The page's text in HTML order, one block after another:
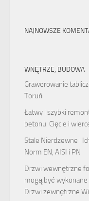
NAJNOWSZE
WNĘTRZE, BUDOWA
Grawerowanie
Toruń
Łatwy i szybki
betonu. Cięcie i
Stale Nierdzewne i
Norm EN, AISI i PN
Drzwi wewnętrzne
mogą być
Drzwi zewnętrzne